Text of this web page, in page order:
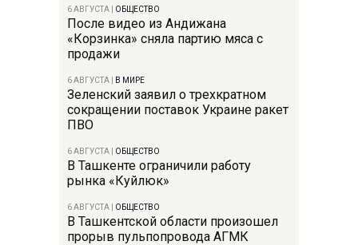
6 АВГУСТА ОБЩЕСТВО
После видео из Андижана
«Корзинка» сняла партию мяса с
продажи
6 АВГУСТА В МИРЕ
Зеленский заявил о трехкратном
сокращении поставок Украине ракет
ПВО
6 АВГУСТА ОБЩЕСТВО
В Ташкенте ограничили работу
рынка «Куйлюк»
6 АВГУСТА ОБЩЕСТВО
В Ташкентской области произошел
прорыв пульпопровода АГМК